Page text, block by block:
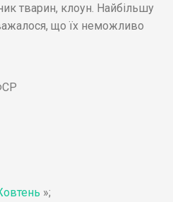
тварин, клоун. Найбільшу
що їх неможливо
»;